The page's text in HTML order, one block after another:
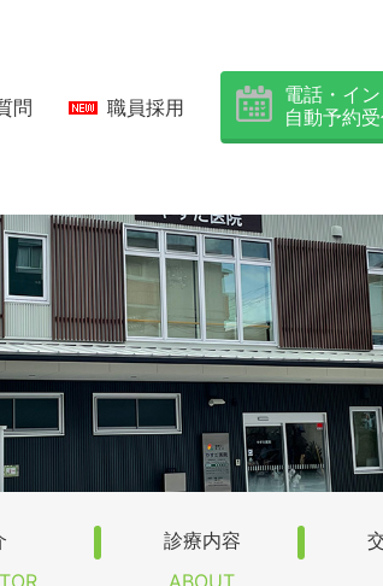
問 職員採用
電話・イ
自動予約
診療内容